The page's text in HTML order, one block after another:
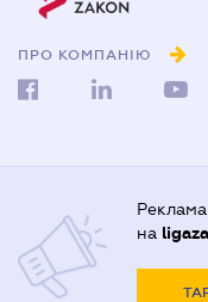
ПРО КОМПАНІЮ
Реклама
на